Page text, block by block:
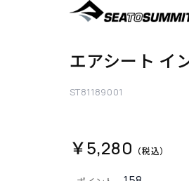
エアシート イ
ST81189001
￥5,280